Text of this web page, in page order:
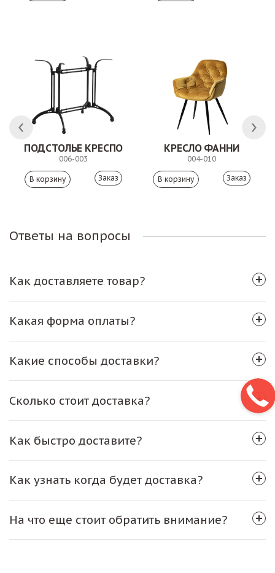
ПОДСТОЛЬЕ КРЕСПО
006-003
Заказ
КРЕСЛО ФАННИ
004-010
Заказ
Ответы на вопросы
Как доставляете товар?
Какая форма оплаты?
Какие способы доставки?
Сколько стоит доставка?
Как быстро доставите?
Как узнать когда будет доставка?
На что еще стоит обратить внимание?